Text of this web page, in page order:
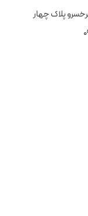
پلاک چهار